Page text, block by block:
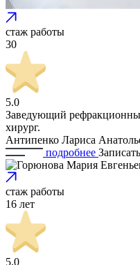
стаж работы
30
5.0
Заведующий
хирург.
Антипенко Лариса
подробнее
стаж работы
16 лет
5.0